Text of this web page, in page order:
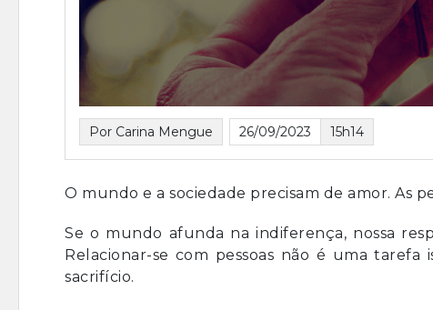
Por Carina Mengue 26/09/2023 15h14
O mundo e a sociedade precisam de amor. As
Se o mundo afunda na indiferença, nossa
Relacionar-se com pessoas não é uma
sacrifício.